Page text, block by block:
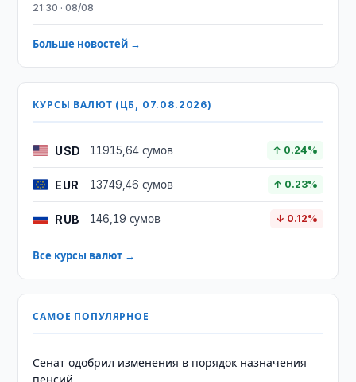
21:30 · 08/08
Больше новостей →
КУРСЫ ВАЛЮТ (ЦБ, 07.08.2026)
USD 11915,64 сумов ↑ 0.24%
EUR 13749,46 сумов ↑ 0.23%
RUB 146,19 сумов ↓ 0.12%
Все курсы валют →
САМОЕ ПОПУЛЯРНОЕ
Сенат одобрил изменения в порядок назначения
пенсий